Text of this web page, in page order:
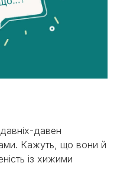
давен
Кажуть, що вони й
із хижими